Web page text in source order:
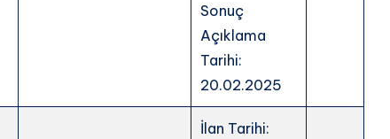
Sonuç
Açıklama
Tarihi:
20.02.2025
İlan Tarihi: